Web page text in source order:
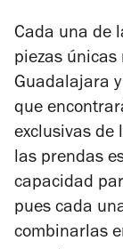
Cada una de
piezas
Guadalajara
que
exclusivas de
las prendas
capacidad
pues cada
combinarlas